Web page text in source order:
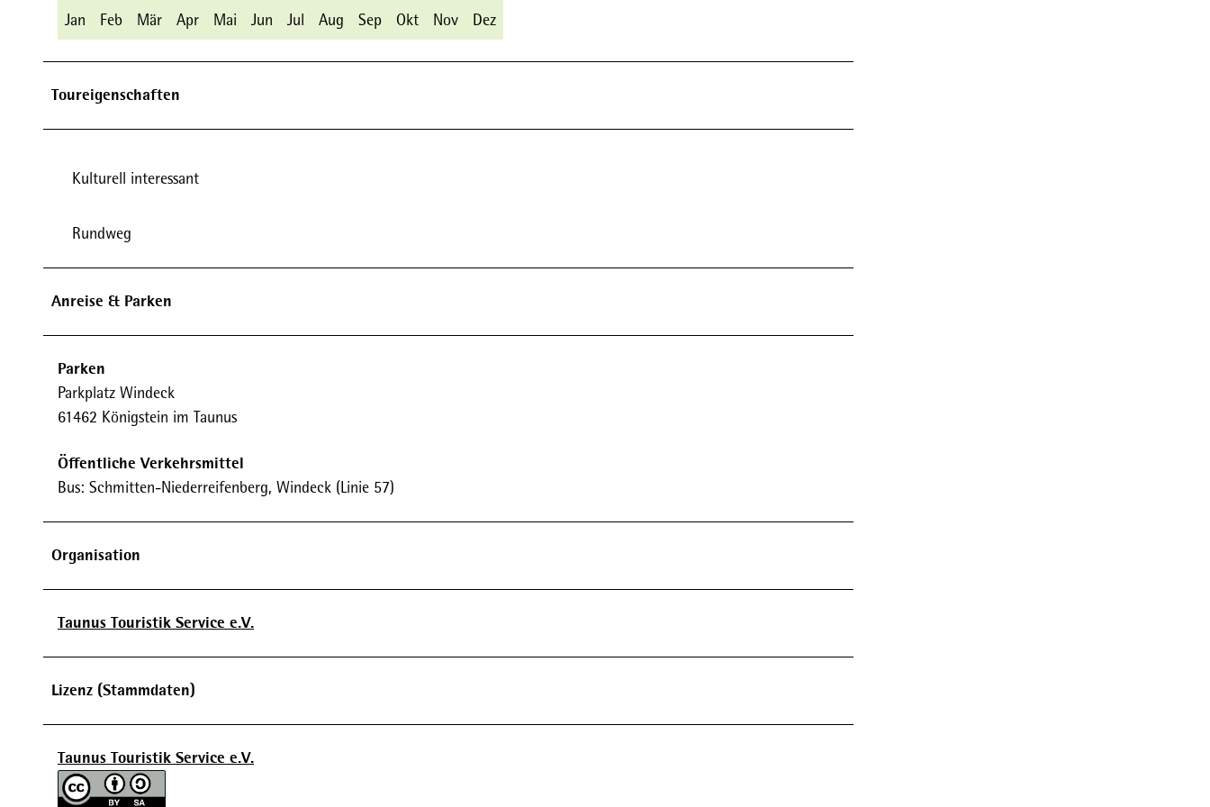
Jan Feb Mär Apr Mai Jun Jul Aug Sep Okt Nov Dez
Toureigenschaften
Kulturell interessant
Rundweg
Anreise & Parken
Parken
Parkplatz Windeck
61462 Königstein im Taunus
Öffentliche Verkehrsmittel
Bus: Schmitten-Niederreifenberg, Windeck (Linie 57)
Organisation
Taunus Touristik Service e.V.
Lizenz (Stammdaten)
Taunus Touristik Service e.V.